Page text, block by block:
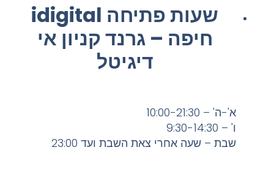
שעות פתיחה idigital
חיפה – גרנד קניון אי
דיגיטל
א'-ה' – 10:00-21:30
ו' – 9:30-14:30
שבת – שעה אחרי צאת השבת ועד 23:00